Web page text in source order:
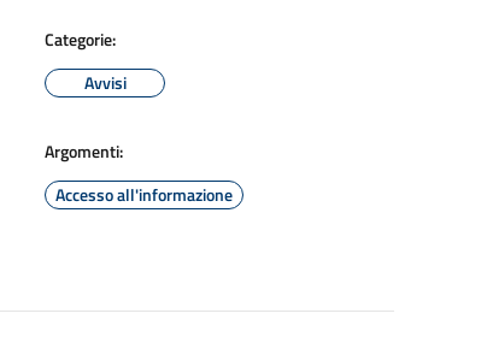
Categorie:
Avvisi
Argomenti:
Accesso all'informazione